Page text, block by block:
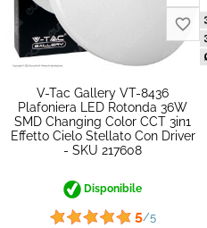
V-Tac Gallery VT-8436
Plafoniera LED Rotonda 36W
SMD Changing Color CCT 3in1
Effetto Cielo Stellato Con Driver
- SKU 217608
Disponibile
5/5